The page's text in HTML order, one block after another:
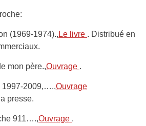
(1969-1974)., Le livre . Distribué en
mon père.,Ouvrage .
1997-2009,….,Ouvrage
presse.
911….,Ouvrage .